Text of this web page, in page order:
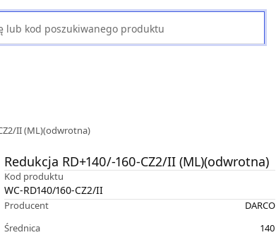
II (ML)(odwrotna)
Redukcja RD+140/-160-CZ2/II (ML)(odwrotna)
Kod produktu
WC-RD140/160-CZ2/II
Producent
DARCO
Średnica
140